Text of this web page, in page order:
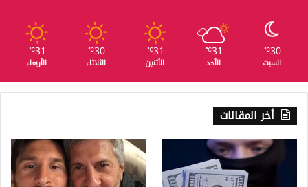
30
℃
السبت
31
℃
الأحد
31
℃
الأثنين
30
℃
الثلاثاء
31
℃
الأربعاء
أخر المقالات